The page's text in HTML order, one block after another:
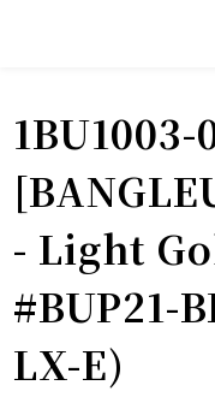
1BU1003-
- Light
#BUP21-
LX-E)